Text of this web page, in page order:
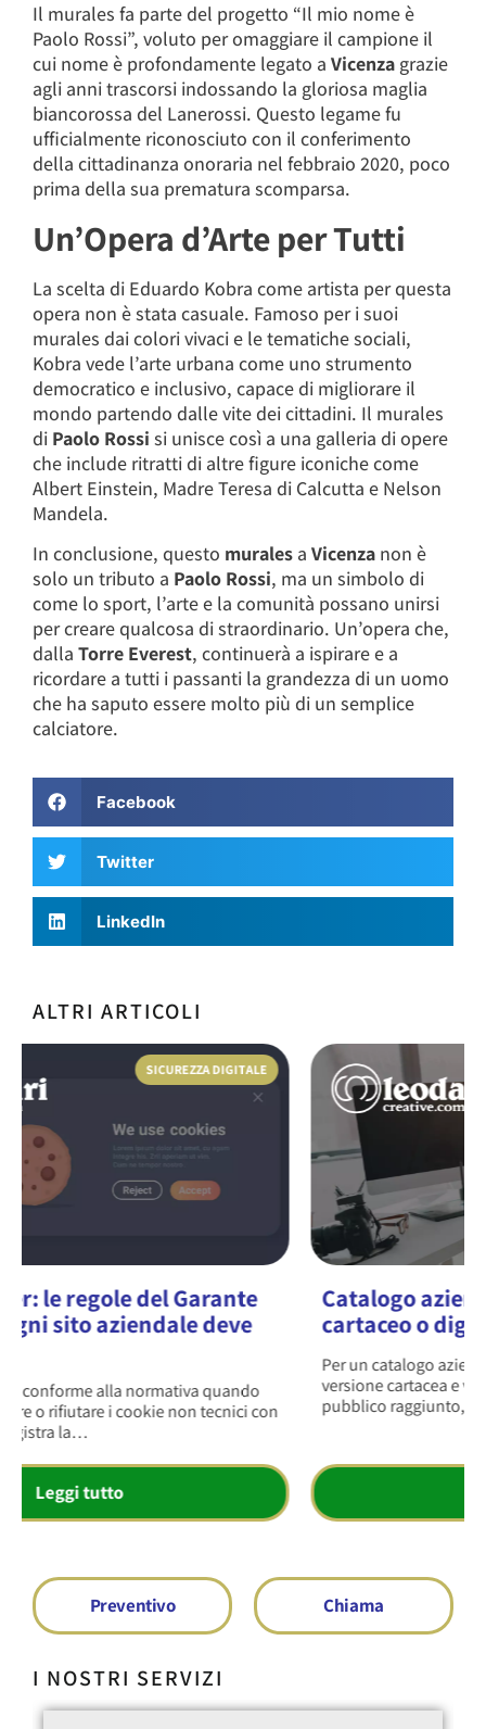
Il murales fa parte del progetto “Il mio nome è
Paolo Rossi”, voluto per omaggiare il campione il
cui nome è profondamente legato a Vicenza grazie
agli anni trascorsi indossando la gloriosa maglia
biancorossa del Lanerossi. Questo legame fu
ufficialmente riconosciuto con il conferimento
della cittadinanza onoraria nel febbraio 2020, poco
prima della sua prematura scomparsa.
Un’Opera d’Arte per Tutti
La scelta di Eduardo Kobra come artista per questa
opera non è stata casuale. Famoso per i suoi
murales dai colori vivaci e le tematiche sociali,
Kobra vede l’arte urbana come uno strumento
democratico e inclusivo, capace di migliorare il
mondo partendo dalle vite dei cittadini. Il murales
di Paolo Rossi si unisce così a una galleria di opere
che include ritratti di altre figure iconiche come
Albert Einstein, Madre Teresa di Calcutta e Nelson
Mandela.
In conclusione, questo murales a Vicenza non è
solo un tributo a Paolo Rossi, ma un simbolo di
come lo sport, l’arte e la comunità possano unirsi
per creare qualcosa di straordinario. Un’opera che,
dalla Torre Everest, continuerà a ispirare e a
ricordare a tutti i passanti la grandezza di un uomo
che ha saputo essere molto più di un semplice
calciatore.
Facebook
Twitter
LinkedIn
ALTRI ARTICOLI
GRAFICA
Catalogo aziendale a Vicenza:
cartaceo o digitale?
Per un catalogo aziendale a Vicenza la scelta tra
versione cartacea e versione digitale dipende dal
pubblico raggiunto, dal settore di attività e…
Leggi tutto
Preventivo Chiama
I NOSTRI SERVIZI